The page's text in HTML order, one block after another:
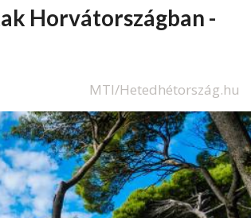
Horvátországban -
MTI/Hetedhétország.hu